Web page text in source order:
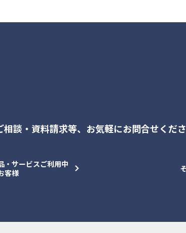
談・資料請求等、 お気軽にお問合せくださ
・サービスご利用中
客様